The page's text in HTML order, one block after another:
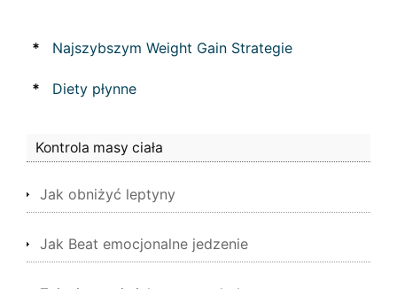
* Najszybszym Weight Gain Strategie
* Diety płynne
Kontrola masy ciała
Jak obniżyć leptyny
Jak Beat emocjonalne jedzenie